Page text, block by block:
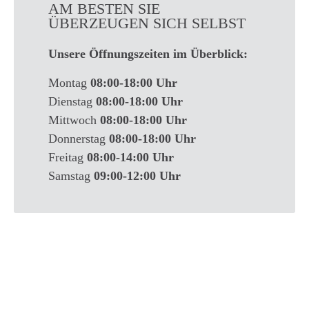
AM BESTEN SIE
ÜBERZEUGEN SICH SELBST
Unsere Öffnungszeiten im Überblick:
Montag 08:00-18:00 Uhr
Dienstag 08:00-18:00 Uhr
Mittwoch 08:00-18:00 Uhr
Donnerstag 08:00-18:00 Uhr
Freitag 08:00-14:00 Uhr
Samstag 09:00-12:00 Uhr